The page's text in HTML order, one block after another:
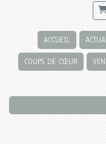
ACCUEIL
COUPS DE CŒUR